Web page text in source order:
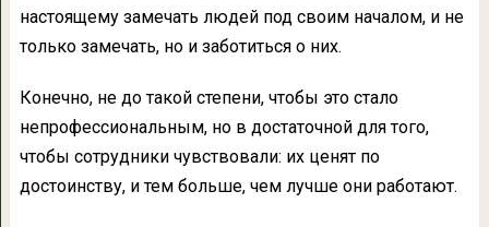
настоящему замечать людей под своим началом, и не
только замечать, но и заботиться о них.
Конечно, не до такой степени, чтобы это стало
непрофессиональным, но в достаточной для того,
чтобы сотрудники чувствовали: их ценят по
достоинству, и тем больше, чем лучше они работают.